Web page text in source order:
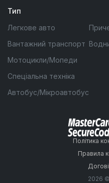
Тип
Легкове авто
Вантажний транспорт
Мотоцикли/Мопеди
Спеціальна техніка
Автобус/Мікроавтобус
Політика
Правила
2026